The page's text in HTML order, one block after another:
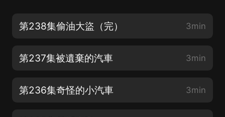
第238集偷油大盜（完） 3min
第237集被遺棄的汽車 3min
第236集奇怪的小汽車 3min